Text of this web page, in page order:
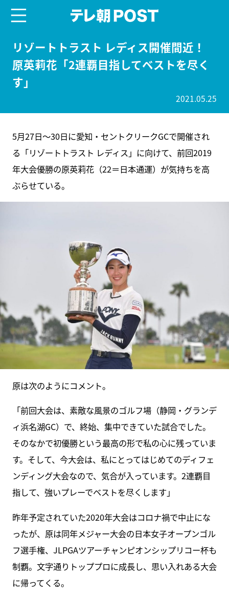
リゾートトラスト レディス開催間近！
原英莉花「2連覇目指してベストを尽く
す」
2021.05.25
5月27日～30日に愛知・セントクリークGCで開催され
る「リゾートトラスト レディス」に向けて、前回2019
年大会優勝の原英莉花（22＝日本通運）が気持ちを高
ぶらせている。
原は次のようにコメント。
「前回大会は、素敵な風景のゴルフ場（静岡・グランデ
ィ浜名湖GC）で、終始、集中できていた試合でした。
そのなかで初優勝という最高の形で私の心に残っていま
す。そして、今大会は、私にとってはじめてのディフェ
ンディング大会なので、気合が入っています。2連覇目
指して、強いプレーでベストを尽くします」
昨年予定されていた2020年大会はコロナ禍で中止にな
ったが、原は同年メジャー大会の日本女子オープンゴル
フ選手権、JLPGAツアーチャンピオンシップリコー杯も
制覇。文字通りトッププロに成長し、思い入れある大会
に帰ってくる。